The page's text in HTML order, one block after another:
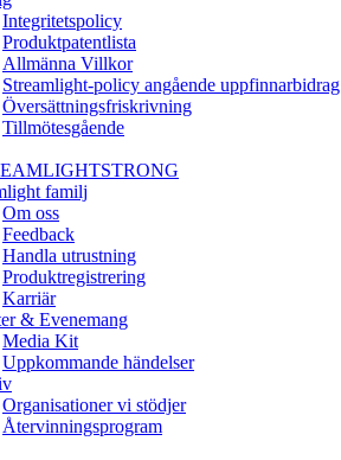
Integritetspolicy
Produktpatentlista
Allmänna Villkor
Streamlight-policy angående uppfinnarbidrag
Översättningsfriskrivning
Tillmötesgående
familj
Om oss
Feedback
Handla utrustning
Produktregistrering
Karriär
& Evenemang
Media Kit
Uppkommande händelser
Organisationer vi stödjer
Återvinningsprogram